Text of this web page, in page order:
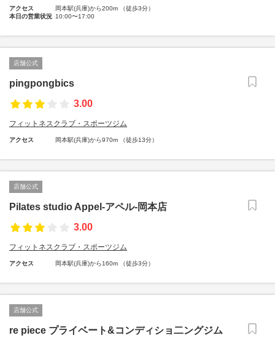
アクセス
岡本駅(兵庫)から200m （徒歩3分）
本日の営業状況 10:00〜17:00
店舗公式
pingpongbics
3.00
フィットネスクラブ・スポーツジム
アクセス 岡本駅(兵庫)から970m （徒歩13分）
店舗公式
Pilates studio Appel-アペル-岡本店
3.00
フィットネスクラブ・スポーツジム
アクセス 岡本駅(兵庫)から160m （徒歩3分）
店舗公式
re piece プライベート&コンディショ二ングジム